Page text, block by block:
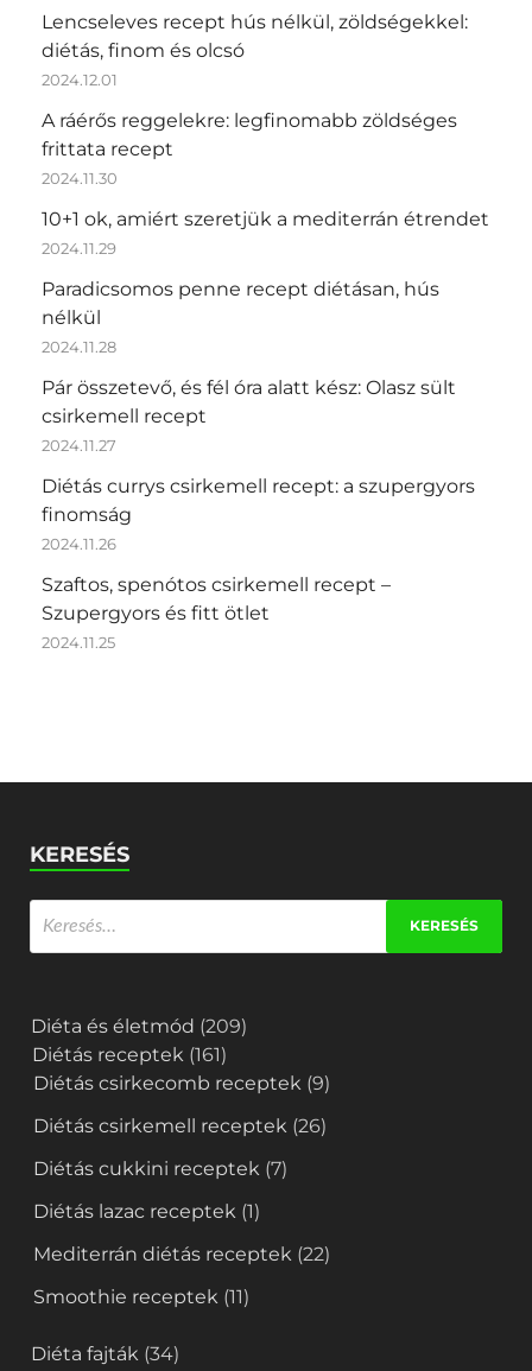
Lencseleves recept hús nélkül, zöldségekkel:
diétás, finom és olcsó
2024.12.01
A ráérős reggelekre: legfinomabb zöldséges
frittata recept
2024.11.30
10+1 ok, amiért szeretjük a mediterrán étrendet
2024.11.29
Paradicsomos penne recept diétásan, hús
nélkül
2024.11.28
Pár összetevő, és fél óra alatt kész: Olasz sült
csirkemell recept
2024.11.27
Diétás currys csirkemell recept: a szupergyors
finomság
2024.11.26
Szaftos, spenótos csirkemell recept –
Szupergyors és fitt ötlet
2024.11.25
KERESÉS
Diéta és életmód (209)
Diétás receptek (161)
Diétás csirkecomb receptek (9)
Diétás csirkemell receptek (26)
Diétás cukkini receptek (7)
Diétás lazac receptek (1)
Mediterrán diétás receptek (22)
Smoothie receptek (11)
Diéta fajták (34)